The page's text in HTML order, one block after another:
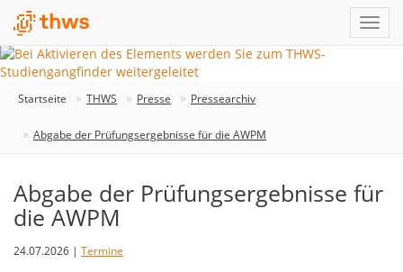
Startseite THWS Presse Pressearchiv
Abgabe der Prüfungsergebnisse für die AWPM
Abgabe der Prüfungsergebnisse für
die AWPM
24.07.2026 | Termine